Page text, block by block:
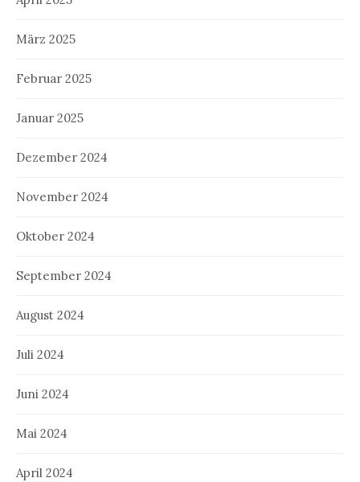
März 2025
Februar 2025
Januar 2025
Dezember 2024
November 2024
Oktober 2024
September 2024
August 2024
Juli 2024
Juni 2024
Mai 2024
April 2024